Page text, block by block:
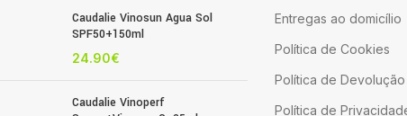
Caudalie Vinosun Agua Sol
SPF50+150ml
24.90€
Caudalie Vinoperf
Entregas ao domicílio
Política de Cookies
Política de Devolução
Política de